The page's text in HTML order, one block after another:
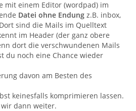
mit einem Editor (wordpad) im
Datei ohne Endung z.B. inbox,
sind die Mails im Quelltext
im Header (der ganz obere
dort die verschwundenen Mails
du noch eine Chance wieder
davon am Besten des
keinesfalls komprimieren lassen.
wir dann weiter.